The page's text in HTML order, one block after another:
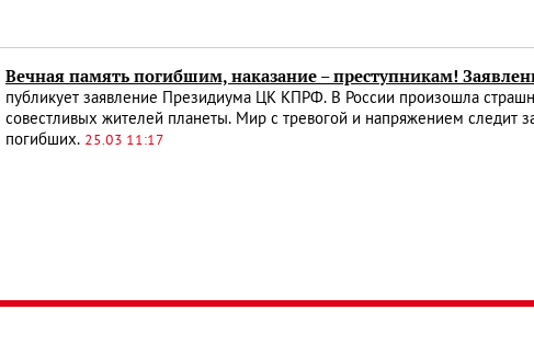
Вечная память погибшим, наказание – преступникам!
публикует заявление Президиума ЦК КПРФ. В России произошла
совестливых жителей планеты. Мир с тревогой и напряжением следит
погибших. 25.03 11:17